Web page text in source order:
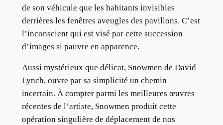
de son véhicule que les habitants invisibles
derrières les fenêtres aveugles des pavillons. C’est
l’inconscient qui est visé par cette succession
d’images si pauvre en apparence.
Aussi mystérieux que délicat, Snowmen de David
Lynch, ouvre par sa simplicité un chemin
incertain. À compter parmi les meilleures œuvres
récentes de l’artiste, Snowmen produit cette
opération singulière de déplacement de nos